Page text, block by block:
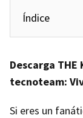
Índice
Descarga THE
tecnoteam:
Si eres un